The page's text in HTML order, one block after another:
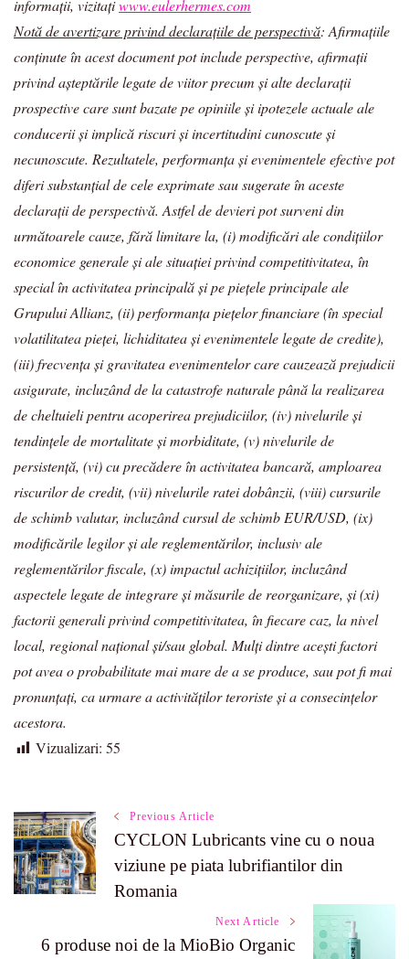
informații, vizitațiwww.eulerhermes.com
Notă de avertizare privind declarațiile de perspectivă: Afirmațiile
conținute în acest document pot include perspective, afirmații
privind așteptările legate de viitor precum și alte declarații
prospective care sunt bazate pe opiniile și ipotezele actuale ale
conducerii și implică riscuri și incertitudini cunoscute și
necunoscute. Rezultatele, performanța și evenimentele efective pot
diferi substanțial de cele exprimate sau sugerate în aceste
declarații de perspectivă. Astfel de devieri pot surveni din
următoarele cauze, fără limitare la, (i) modificări ale condițiilor
economice generale și ale situației privind competitivitatea, în
special în activitatea principală și pe piețele principale ale
Grupului Allianz, (ii) performanța piețelor financiare (în special
volatilitatea pieței, lichiditatea și evenimentele legate de credite),
(iii) frecvența și gravitatea evenimentelor care cauzează prejudicii
asigurate, incluzând de la catastrofe naturale până la realizarea
de cheltuieli pentru acoperirea prejudiciilor, (iv) nivelurile și
tendințele de mortalitate și morbiditate, (v) nivelurile de
persistență, (vi) cu precădere în activitatea bancară, amploarea
riscurilor de credit, (vii) nivelurile ratei dobânzii, (viii) cursurile
de schimb valutar, incluzând cursul de schimb EUR/USD, (ix)
modificările legilor și ale reglementărilor, inclusiv ale
reglementărilor fiscale, (x) impactul achizițiilor, incluzând
aspectele legate de integrare și măsurile de reorganizare, și (xi)
factorii generali privind competitivitatea, în fiecare caz, la nivel
local, regional național și/sau global. Mulți dintre acești factori
pot avea o probabilitate mai mare de a se produce, sau pot fi mai
pronunțați, ca urmare a activităților teroriste și a consecințelor
acestora.
Vizualizari: 55
Post
Navigation
Previous Article
CYCLON Lubricants vine cu o noua
viziune pe piata lubrifiantilor din
Romania
Next Article
6 produse noi de la MioBio Organic